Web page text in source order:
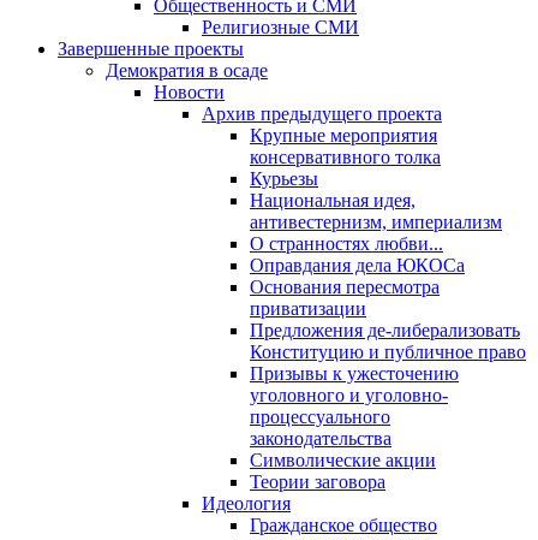
Общественность и СМИ
Религиозные СМИ
Завершенные проекты
Демократия в осаде
Новости
Архив предыдущего проекта
Крупные мероприятия
консервативного толка
Курьезы
Национальная идея,
антивестернизм, империализм
О странностях любви...
Оправдания дела ЮКОСа
Основания пересмотра
приватизации
Предложения де-либерализовать
Конституцию и публичное право
Призывы к ужесточению
уголовного и уголовно-
процессуального
законодательства
Символические акции
Теории заговора
Идеология
Гражданское общество